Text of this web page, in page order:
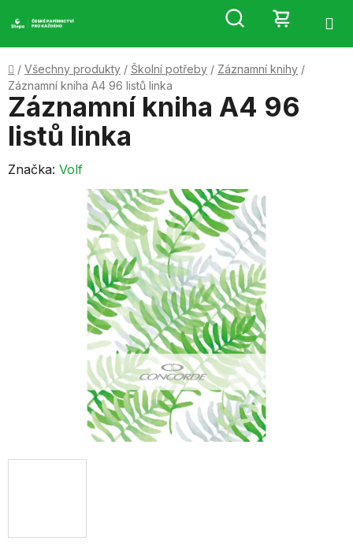
na
Hledat
KOŠÍK
Domů
/ Všechny produkty / Školní potřeby / Záznamní knihy /
Záznamní kniha A4 96 listů linka
Záznamní kniha A4 96
listů linka
Značka: Volf